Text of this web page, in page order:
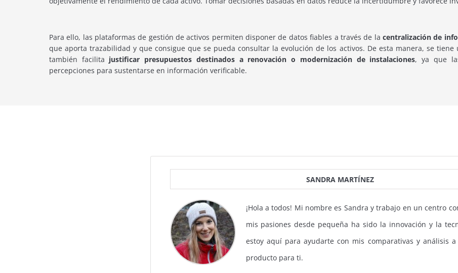
Para ello, las plataformas de gestión de activos permiten disponer de datos fiables a través de la centralización de
que aporta trazabilidad y que consigue que se pueda consultar la evolución de los activos. De esta manera, se
también facilita justificar presupuestos destinados a renovación o modernización de instalaciones, ya que
percepciones para sustentarse en información verificable.
SANDRA MARTÍNEZ
¡Hola a todos! Mi nombre es Sandra y trabajo en un centro
mis pasiones desde pequeña ha sido la innovación y la
estoy aquí para ayudarte con mis comparativas y análisis
producto para ti.